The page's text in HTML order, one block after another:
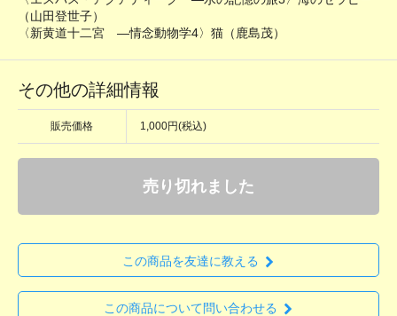
（山田登世子）
〈新黄道十二宮 ―情念動物学4〉猫（鹿島茂）
その他の詳細情報
販売価格 1,000円(税込)
売り切れました
この商品を友達に教える
この商品について問い合わせる